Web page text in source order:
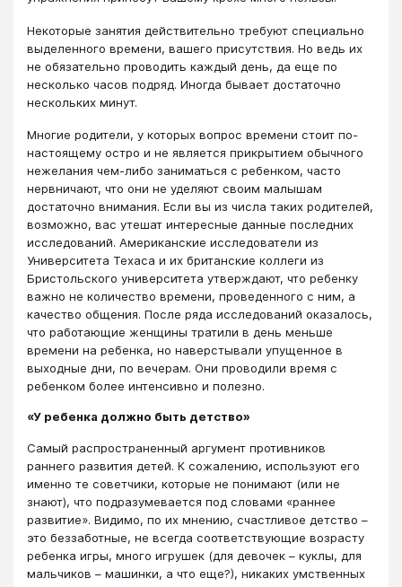
Некоторые занятия действительно требуют специально
выделенного времени, вашего присутствия. Но ведь их
не обязательно проводить каждый день, да еще по
несколько часов подряд. Иногда бывает достаточно
нескольких минут.
Многие родители, у которых вопрос времени стоит по-
настоящему остро и не является прикрытием обычного
нежелания чем-либо заниматься с ребенком, часто
нервничают, что они не уделяют своим малышам
достаточно внимания. Если вы из числа таких родителей,
возможно, вас утешат интересные данные последних
исследований. Американские исследователи из
Университета Техаса и их британские коллеги из
Бристольского университета утверждают, что ребенку
важно не количество времени, проведенного с ним, а
качество общения. После ряда исследований оказалось,
что работающие женщины тратили в день меньше
времени на ребенка, но наверстывали упущенное в
выходные дни, по вечерам. Они проводили время с
ребенком более интенсивно и полезно.
«У ребенка должно быть детство»
Самый распространенный аргумент противников
раннего развития детей. К сожалению, используют его
именно те советчики, которые не понимают (или не
знают), что подразумевается под словами «раннее
развитие». Видимо, по их мнению, счастливое детство –
это беззаботные, не всегда соответствующие возрасту
ребенка игры, много игрушек (для девочек – куклы, для
мальчиков – машинки, а что еще?), никаких умственных